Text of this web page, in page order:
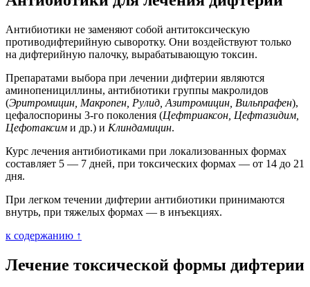
Антибиотики не заменяют собой антитоксическую
противодифтерийную сыворотку. Они воздействуют только
на дифтерийную палочку, вырабатывающую токсин.
Препаратами выбора при лечении дифтерии являются
аминопенициллины, антибиотики группы макролидов
(Эритромицин, Макропен, Рулид, Азитромицин, Вильпрафен),
цефалоспорины 3-го поколения (Цефтриаксон, Цефтазидим,
Цефотаксим и др.) и Клиндамицин.
Курс лечения антибиотиками при локализованных формах
составляет 5 — 7 дней, при токсических формах — от 14 до 21
дня.
При легком течении дифтерии антибиотики принимаются
внутрь, при тяжелых формах — в инъекциях.
к содержанию ↑
Лечение токсической формы дифтерии